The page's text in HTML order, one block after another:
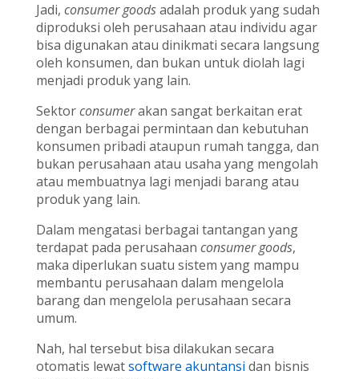
Jadi, consumer goodsadalah produk yang sudah
diproduksi oleh perusahaan atau individu agar
bisa digunakan atau dinikmati secara langsung
oleh konsumen, dan bukan untuk diolah lagi
menjadi produk yang lain.
Sektorconsumerakan sangat berkaitan erat
dengan berbagai permintaan dan kebutuhan
konsumen pribadi ataupun rumah tangga, dan
bukan perusahaan atau usaha yang mengolah
atau membuatnya lagi menjadi barang atau
produk yang lain.
Dalam mengatasi berbagai tantangan yang
terdapat pada perusahaan consumer goods,
maka diperlukan suatu sistem yang mampu
membantu perusahaan dalam mengelola
barang dan mengelola perusahaan secara
umum.
Nah, hal tersebut bisa dilakukan secara
otomatis lewatsoftware akuntansi dan bisnis